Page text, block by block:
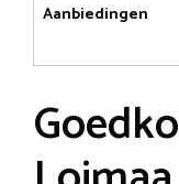
Aanbiedingen